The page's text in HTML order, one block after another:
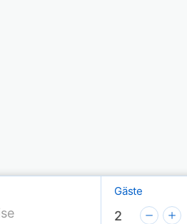
key to interact with the
the down arrow key to
Gäste
2